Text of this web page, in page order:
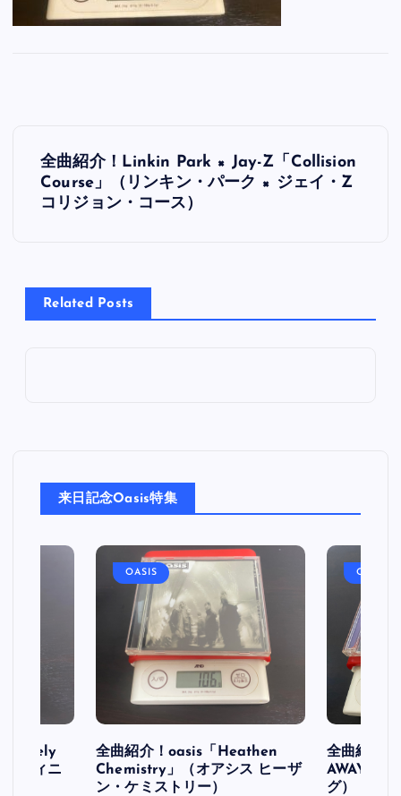
投
稿
ビ
ゲ
全曲紹介！Linkin Park × Jay-Z「Collision
Course」（リンキン・パーク × ジェイ・Z
コリジョン・コース）
Related Posts
来日記念Oasis特集
フィニ
OASIS
全曲紹介！oasis「Heathen
Chemistry」（オアシス ヒーザ
ン・ケミストリー）
OASIS
全曲紹介
AWAY」
グ）